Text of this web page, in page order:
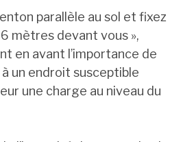
parallèle au sol et fixez
mètres devant vous »,
en avant l’importance de
un endroit susceptible
une charge au niveau du